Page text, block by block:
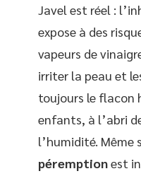
Javel est réel :
expose à des
vapeurs de
irriter la peau et
toujours le flacon
enfants, à l’abri
l’humidité. Même
péremptionest